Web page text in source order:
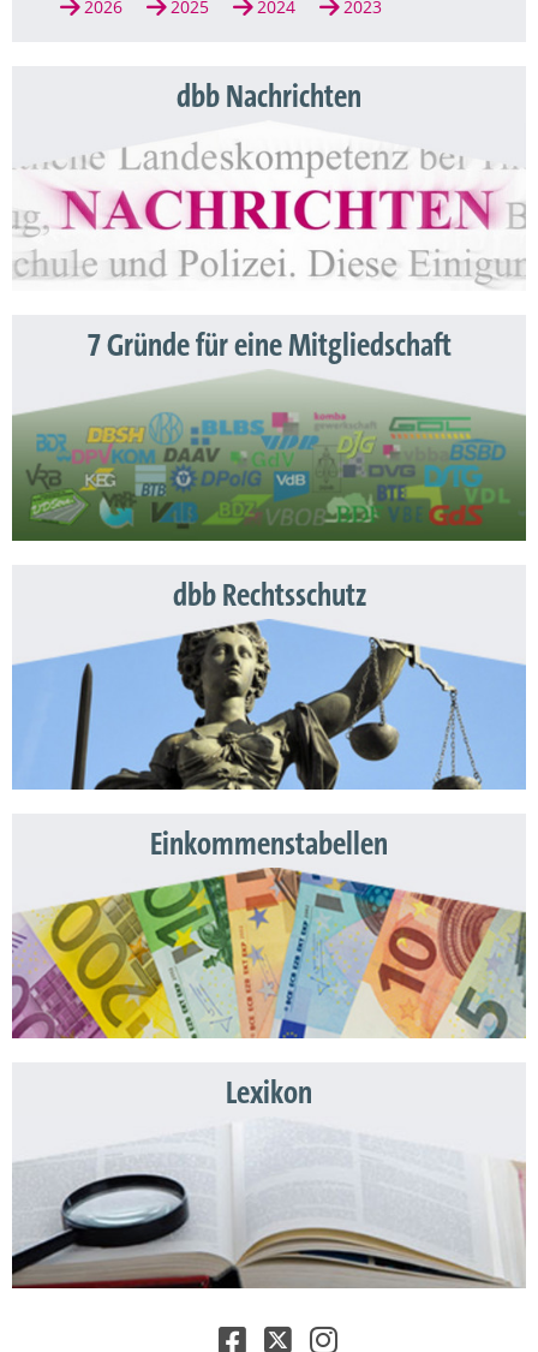
2026 2025 2024 2023
dbb Nachrichten
7 Gründe für eine Mitgliedschaft
dbb Rechtsschutz
Einkommenstabellen
Lexikon